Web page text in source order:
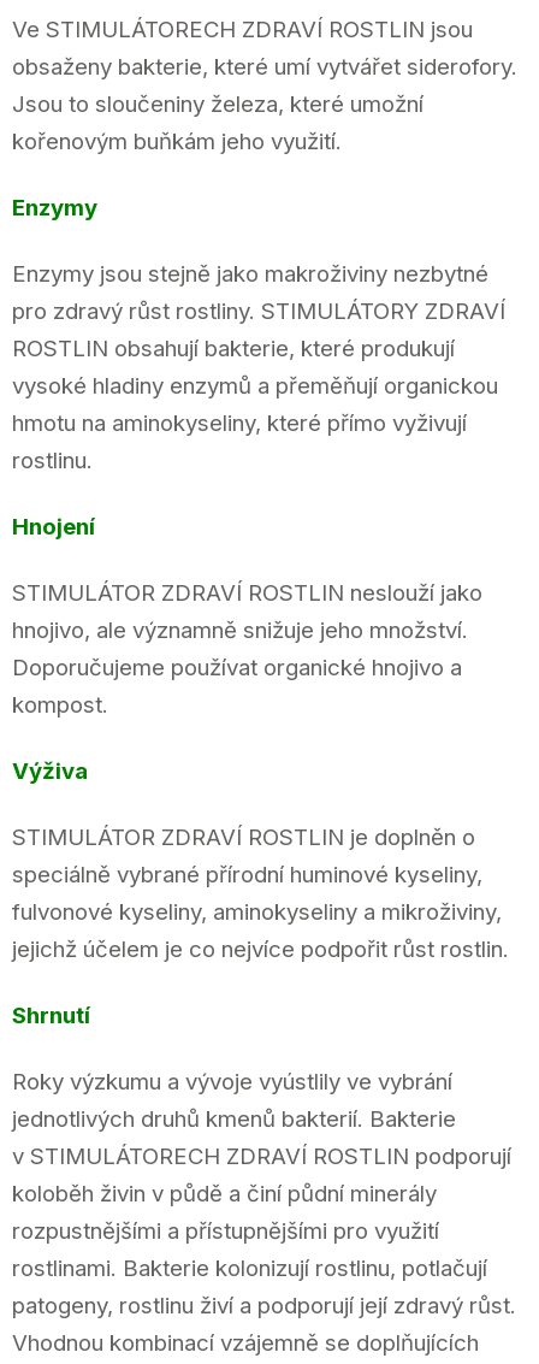
Ve STIMULÁTORECH ZDRAVÍ ROSTLIN jsou
obsaženy bakterie, které umí vytvářet siderofory.
Jsou to sloučeniny železa, které umožní
kořenovým buňkám jeho využití.
Enzymy
Enzymy jsou stejně jako makroživiny nezbytné
pro zdravý růst rostliny. STIMULÁTORY ZDRAVÍ
ROSTLIN obsahují bakterie, které produkují
vysoké hladiny enzymů a přeměňují organickou
hmotu na aminokyseliny, které přímo vyživují
rostlinu.
Hnojení
STIMULÁTOR ZDRAVÍ ROSTLIN neslouží jako
hnojivo, ale významně snižuje jeho množství.
Doporučujeme používat organické hnojivo a
kompost.
Výživa
STIMULÁTOR ZDRAVÍ ROSTLIN je doplněn o
speciálně vybrané přírodní huminové kyseliny,
fulvonové kyseliny, aminokyseliny a mikroživiny,
jejichž účelem je co nejvíce podpořit růst rostlin.
Shrnutí
Roky výzkumu a vývoje vyústlily ve vybrání
jednotlivých druhů kmenů bakterií. Bakterie
v STIMULÁTORECH ZDRAVÍ ROSTLIN podporují
koloběh živin v půdě a činí půdní minerály
rozpustnějšími a přístupnějšími pro využití
rostlinami. Bakterie kolonizují rostlinu, potlačují
patogeny, rostlinu živí a podporují její zdravý růst.
Vhodnou kombinací vzájemně se doplňujících